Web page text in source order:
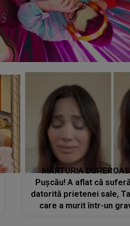
MĂRTURIA
Pușcău! A aflat că
datorită prietenei sale,
care a murit într-un